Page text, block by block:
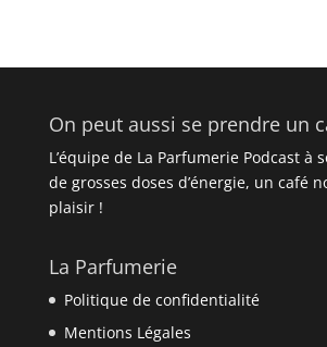
On peut aussi se prendre un
L’équipe de La Parfumerie Podcast à
de grosses doses d’énergie, un café
plaisir !
La Parfumerie
Politique de confidentialité
Mentions Légales